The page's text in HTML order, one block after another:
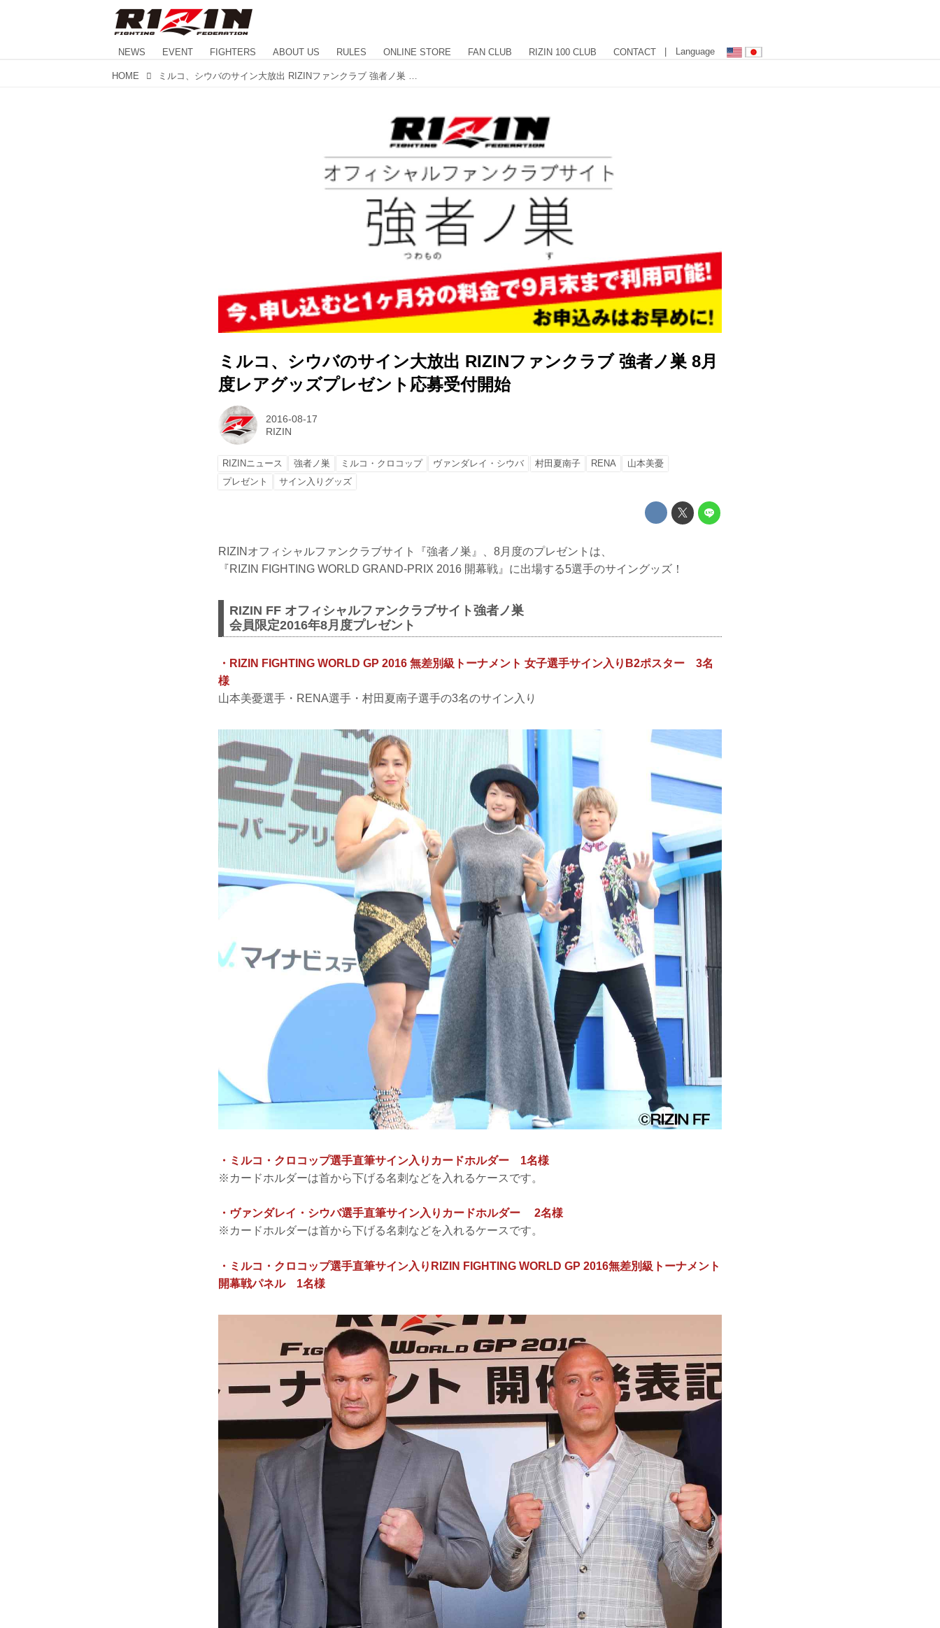
NEWS EVENT FIGHTERS ABOUT US RULES ONLINE STORE FAN CLUB RIZIN 100 CLUB CONTACT | Language
HOME
ミルコ、シウバのサイン大放出 RIZINファンクラブ 強者ノ巣 8月
度レアグッズプレゼント応募受付開始
2016-08-17
RIZIN
RIZINニュース 強者ノ巣 ミルコ・クロコップ ヴァンダレイ・シウバ 村田夏南子 RENA
山本美憂
プレゼント
サイン入りグッズ
RIZINオフィシャルファンクラブサイト『強者ノ巣』、8月度のプレゼントは、
『RIZIN FIGHTING WORLD GRAND-PRIX 2016 開幕戦』に出場する5選手のサイングッズ！
RIZIN FF オフィシャルファンクラブサイト強者ノ巣
会員限定2016年8月度プレゼント
・RIZIN FIGHTING WORLD GP 2016 無差別級トーナメント 女子選手サイン入りB2ポスター 3名
様
山本美憂選手・RENA選手・村田夏南子選手の3名のサイン入り
・ミルコ・クロコップ選手直筆サイン入りカードホルダー 1名様
※カードホルダーは首から下げる名刺などを入れるケースです。
・ヴァンダレイ・シウバ選手直筆サイン入りカードホルダー 2名様
※カードホルダーは首から下げる名刺などを入れるケースです。
・ミルコ・クロコップ選手直筆サイン入りRIZIN FIGHTING WORLD GP 2016無差別級トーナメント
開幕戦パネル 1名様